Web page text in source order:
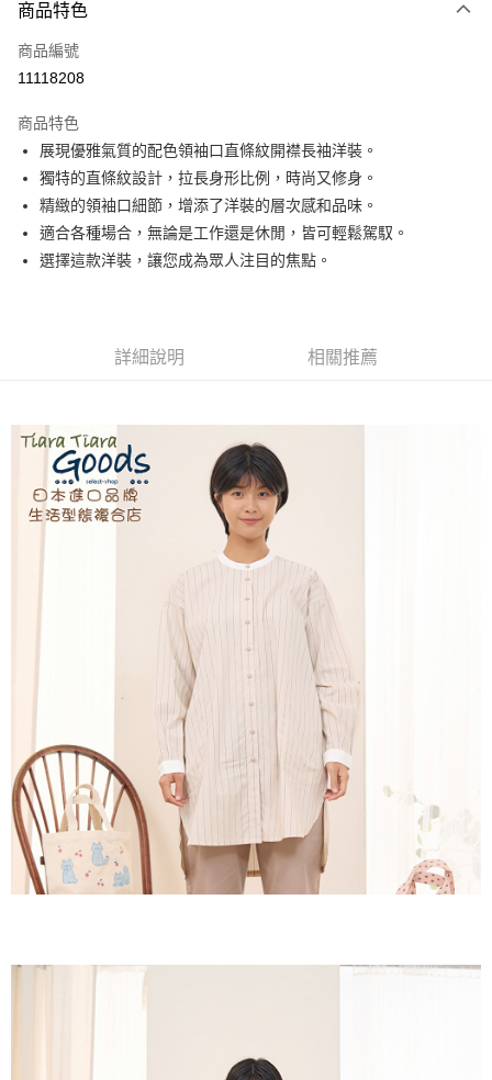
信用卡一次付款
超商取貨付款
Apple Pay
悠遊付
Google Pay
全盈+PAY
【關於「AFTEE先享後付」】
２．便利：只要手機號碼，簡訊認證，即可結帳。
３．安心：先確認商品／服務後，再付款。
【「AFTEE先享後付」結帳流程】
１．於結帳方式選擇「AFTEE先享後付」後，將跳轉至「AFTEE先享後付」
結帳頁面，進行簡訊認證並確認金額後，即可完成結帳。
２．訂單成立數日內，您將收到繳費通知簡訊。
３．收到繳費通知簡訊後14天內，點擊此簡訊中的連結，可透過四大超商／
ATM／網路銀行／等多元方式進行付款，方視為交易完成。
※ 請注意：結帳手續完成當下不需立刻繳費，但若您需要取消訂單，請聯絡
購買商品的店家。未經商家同意取消之訂單仍視為有效，需透過AFTEE先享
※ 交易是否成功請以「AFTEE先享後付 」之結帳頁面顯示為準，若有關於
是否繳費成功／繳費後需取消欲退款等相關疑問，請聯繫「AFTEE先享後付
https://netprotections.freshdesk.com/support/home
【注意事項】
１．透過由恩沛科技股份有限公司提供之「AFTEE先享後付」服務完成之交
易，需依本服務之必要範圍內提供個人資料，並將交易相關給付款項請求債
權轉讓予恩沛科技股份有限公司。
２．關於個人資料處理事宜，請瀏覽以下網址：
https://aftee.tw/terms/#terms3
３．未成年的使用者請事先徵得法定代理人或監護人之同意方可使用
「AFTEE先享後付」，若未經同意申辦者引起之損失，本公司不負相關責
請求用戶進行身份認證。
運送方式
全家取貨付款
每筆NT$60，滿NT$1,800(含以上)免運費
每筆NT$60，滿NT$1,800(含以上)免運費
每筆NT$60，滿NT$2,000(含以上)免運費
每筆NT$60，滿NT$2,000(含以上)免運費
黑貓宅急便(包裹尺寸60cm以下)
每筆NT$100，滿NT$2,000(含以上)免運費
黑貓宅急便(包裹尺寸90cm以下)
每筆NT$140，滿NT$2,000(含以上)免運費
商品特色
商品編號
11118208
商品特色
展現優雅氣質的配色領袖口直條紋開襟長袖洋裝。
獨特的直條紋設計，拉長身形比例，時尚又修身。
精緻的領袖口細節，增添了洋裝的層次感和品味。
適合各種場合，無論是工作還是休閒，皆可輕鬆駕馭。
選擇這款洋裝，讓您成為眾人注目的焦點。
詳細說明 相關推薦